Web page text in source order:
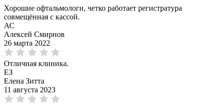
Хорошие офтальмологи, четко работает регистратура
совмещённая с кассой.
АС
Алексей Смирнов
26 марта 2022
Отличная клиника.
ЕЗ
Елена Зитта
11 августа 2023